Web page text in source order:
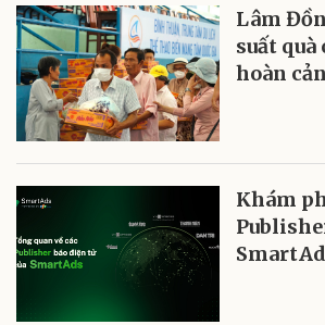
Lâm
suất quà
hoàn
Khám